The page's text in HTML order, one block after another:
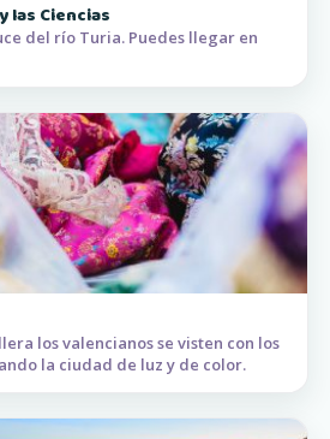
las Ciencias
del río Turia. Puedes llegar en
los valencianos se visten con los
la ciudad de luz y de color.